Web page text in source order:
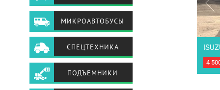
4
МИКРОАВТОБУСЫ
СПЕЦТЕХНИКА
ПОДЪЕМНИКИ